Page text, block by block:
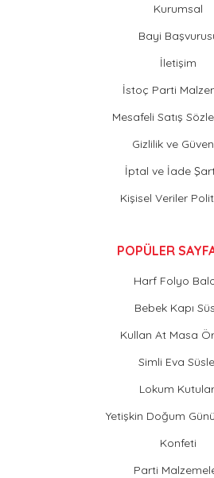
Kurumsal
Bayi
İletişim
İstoç Parti
Mesafeli Satış
Gizlilik ve
İptal ve İade
Kişisel Veriler
POPÜLER
Harf Folyo
Bebek Kapı
Kullan At Masa
Simli Eva
Lokum
Yetişkin Doğum
Konfeti
Parti